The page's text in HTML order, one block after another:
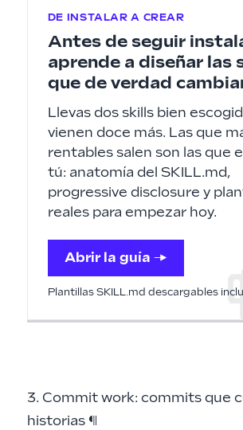
DE INSTALAR A CREAR
Antes de seguir
aprende a diseñar las
que de verdad
Llevas dos skills bien
vienen doce más. Las que
rentables salen son las que
tú: anatomía del SKILL.md,
progressive disclosure y
reales para empezar hoy.
Abrir la guía →
Plantillas SKILL.md descargables
3. Commit work: commits que
historias ¶